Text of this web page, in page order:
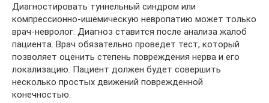
Диагностировать туннельный синдром или
компрессионно-ишемическую невропатию может только
врач-невролог. Диагноз ставится после анализа жалоб
пациента. Врач обязательно проведет тест, который
позволяет оценить степень повреждения нерва и его
локализацию. Пациент должен будет совершить
несколько простых движений поврежденной
конечностью.